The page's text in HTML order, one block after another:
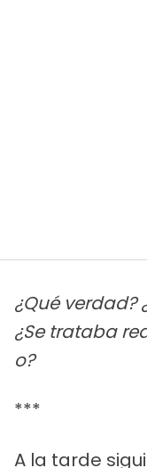
¿Qué verdad?
¿Se trataba
o?
***
A la tarde